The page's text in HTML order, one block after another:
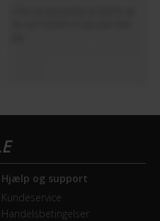
Hjælp og support
Kundeservice
Handelsbetingelser